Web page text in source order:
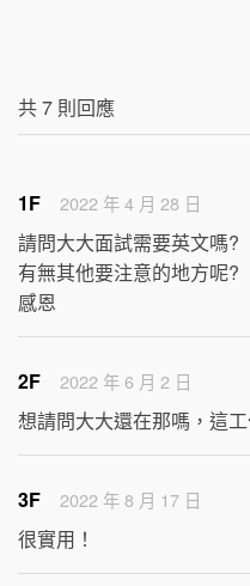
共7 則回應
1F 2022 年 4 月 28 日
請問大大面試需要英文嗎?
有無其他要注意的地方呢?
感恩
2F 2022 年 6 月 2 日
想請問大大還在那嗎，這工
3F 2022 年 8 月 17 日
很實用！